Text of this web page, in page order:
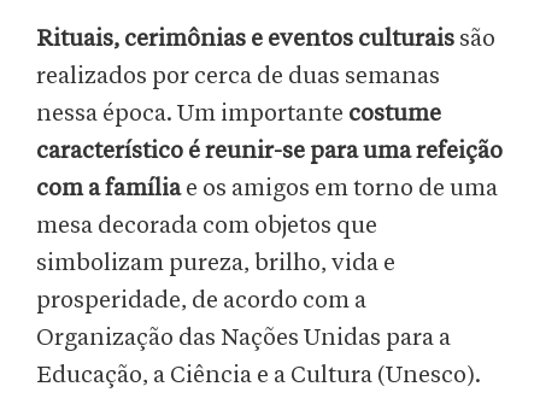
Rituais, cerimônias e eventos culturais são
realizados por cerca de duas semanas
nessa época. Um importante costume
característico é reunir-se para uma refeição
com a famíliae os amigos em torno de uma
mesa decorada com objetos que
simbolizam pureza, brilho, vida e
prosperidade, de acordo com a
Organização das Nações Unidas para a
Educação, a Ciência e a Cultura (Unesco).